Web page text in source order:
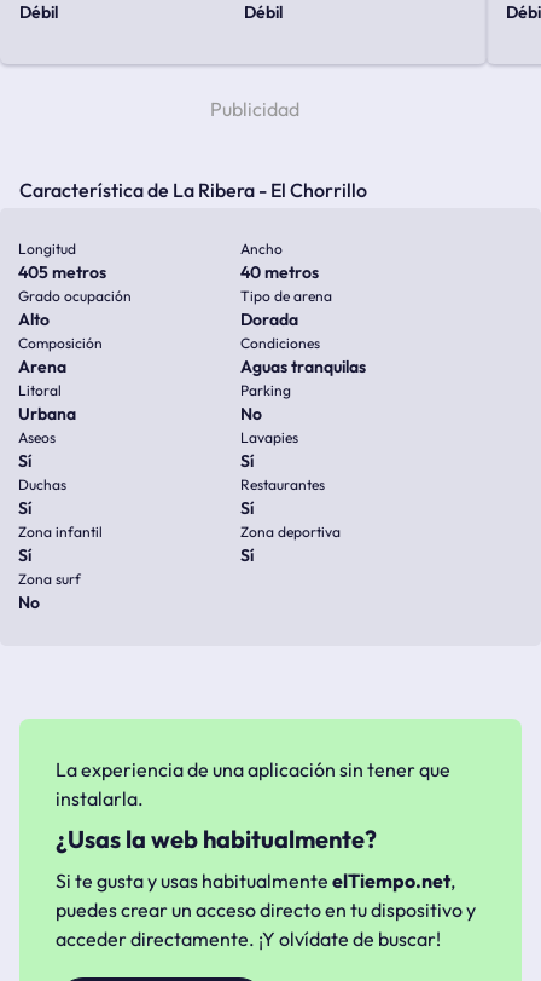
débil
débil
Característica de La Ribera - El Chorrillo
Longitud
405 metros
Ancho
40 metros
Grado ocupación
Alto
Tipo de arena
Dorada
Composición
Arena
Condiciones
Aguas tranquilas
Litoral
Urbana
Parking
No
Aseos
Sí
Lavapies
Sí
Duchas
Sí
Restaurantes
Sí
Zona infantil
Sí
Zona deportiva
Sí
Zona surf
No
La experiencia de una aplicación sin tener que
instalarla.
¿Usas la web habitualmente?
Si te gusta y usas habitualmente elTiempo.net,
puedes crear un acceso directo en tu dispositivo y
acceder directamente. ¡Y olvídate de buscar!